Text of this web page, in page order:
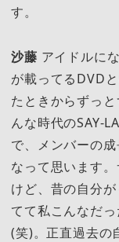
す。
沙藤 アイドルに
が載ってるDVD
たときからずっ
んな時代のSAY-
で、メンバーの
なって思います
けど、昔の自分
てて私こんなだ
(笑)。正直過去の